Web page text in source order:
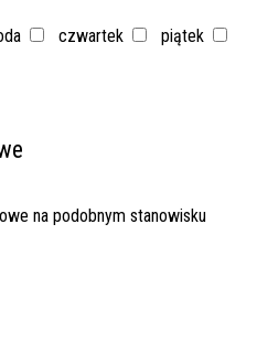
czwartek piątek
na podobnym stanowisku